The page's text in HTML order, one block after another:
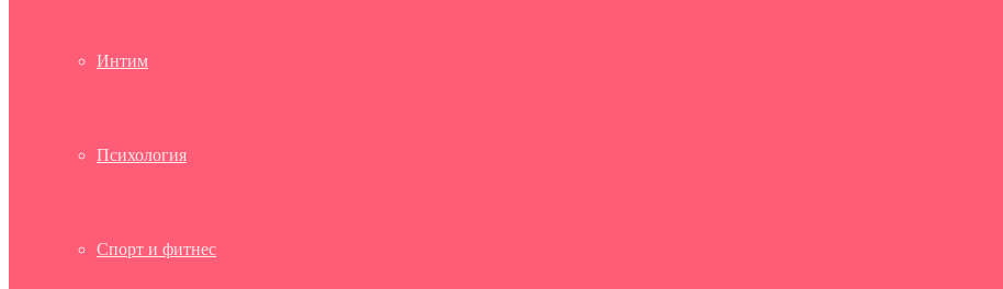
Интим
Психология
Спорт и фитнес